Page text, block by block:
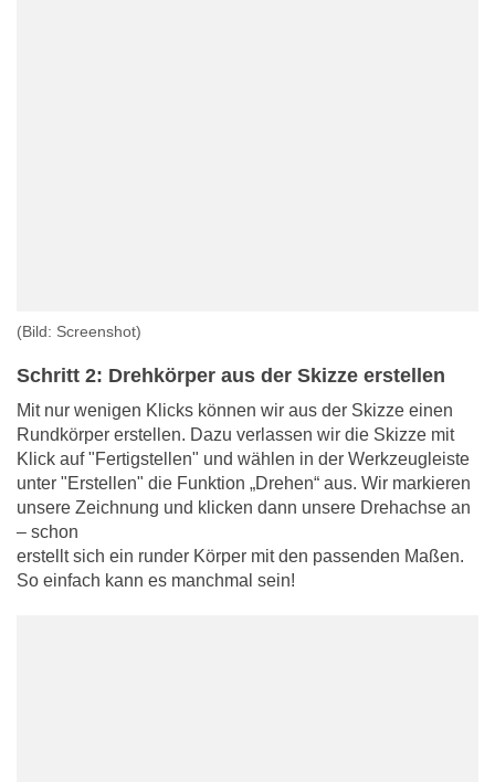
(Bild: Screenshot)
Schritt 2: Drehkörper aus der Skizze erstellen
Mit nur wenigen Klicks können wir aus der Skizze einen
Rundkörper erstellen. Dazu verlassen wir die Skizze mit
Klick auf "Fertigstellen" und wählen in der Werkzeugleiste
unter "Erstellen" die Funktion „Drehen“ aus. Wir markieren
unsere Zeichnung und klicken dann unsere Drehachse an
– schon
erstellt sich ein runder Körper mit den passenden Maßen.
So einfach kann es manchmal sein!